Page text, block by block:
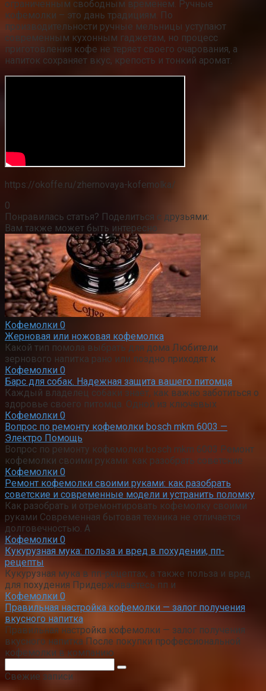
ограниченным свободным временем. Ручные
кофемолки – это дань традициям. По
производительности ручные мельницы уступают
современным кухонным гаджетам, но процесс
приготовления кофе не теряет своего очарования, а
напиток сохраняет вкус, крепость и тонкий аромат.
https://okoffe.ru/zhernovaya-kofemolka/
0
Понравилась статья? Поделиться с друзьями:
Вам также может быть интересно
Кофемолки 0
Жерновая или ножовая кофемолка
Какой тип помола выбрать для дома Любители
зернового напитка рано или поздно приходят к
Кофемолки 0
Барс для собак. Надежная защита вашего питомца
Каждый владелец собаки знает, как важно заботиться о
здоровье своего питомца. Одной из ключевых
Кофемолки 0
Вопрос по ремонту кофемолки bosch mkm 6003 —
Электро Помощь
Вопрос по ремонту кофемолки bosch mkm 6003 Ремонт
кофемолки своими руками: как разобрать советские
Кофемолки 0
Ремонт кофемолки своими руками: как разобрать
советские и современные модели и устранить поломку
Как разобрать и отремонтировать кофемолку своими
руками Современная бытовая техника не отличается
долговечностью. А
Кофемолки 0
Кукурузная мука: польза и вред в похудении, пп-
рецепты
Кукурузная мука в пп-рецептах, а также польза и вред
для похудения Придерживаетесь пп и
Кофемолки 0
Правильная настройка кофемолки — залог получения
вкусного напитка
Правильная настройка кофемолки — залог получения
вкусного напитка После покупки профессиональной
кофемолки в компанию
Свежие записи